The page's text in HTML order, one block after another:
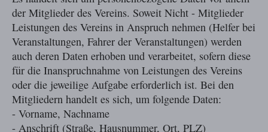
der Mitglieder des Vereins. Soweit Nicht - Mitglieder
Leistungen des Vereins in Anspruch nehmen (Helfer bei
Veranstaltungen, Fahrer der Veranstaltungen) werden
auch deren Daten erhoben und verarbeitet, sofern diese
für die Inanspruchnahme von Leistungen des Vereins
oder die jeweilige Aufgabe erforderlich ist. Bei den
Mitgliedern handelt es sich, um folgende Daten:
- Vorname, Nachname
- Anschrift (Straße, Hausnummer, Ort, PLZ)